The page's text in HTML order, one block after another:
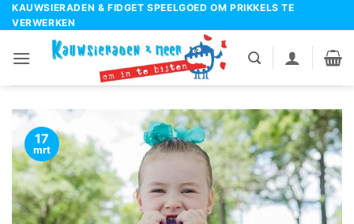
Ga
naar
KAUWSIERADEN & FIDGET SPEELGOED OM PRIKKELS TE
VERWERKEN
17
mrt